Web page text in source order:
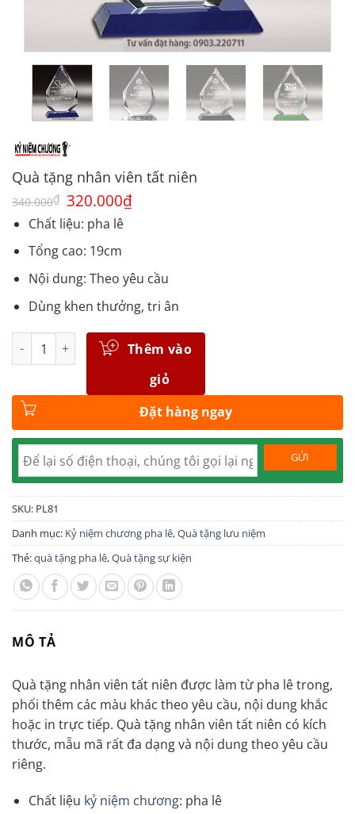
Quà tặng nhân viên tất niên
340.000₫ Giá
gốc
là:
340.000₫.
320.000₫Giá
Chất liệu: pha lê
Tổng cao: 19cm
Nội dung: Theo yêu cầu
Dùng khen thưởng, tri ân
Số lượng
Thêm vào
giỏ
Đặt hàng ngay
SKU: PL81
Danh mục: Kỷ niệm chương pha lê,Quà tặng lưu niệm
Thẻ:quà tặng pha lê,Quà tặng sự kiện
MÔ TẢ
Quà tặng nhân viên tất niên được làm từ pha lê trong,
phối thêm các màu khác theo yêu cầu, nội dung khắc
hoặc in trực tiếp. Quà tặng nhân viên tất niên có kích
thước, mẫu mã rất đa dạng và nội dung theo yêu cầu
riêng.
Chất liệu kỷ niệm chương: pha lê